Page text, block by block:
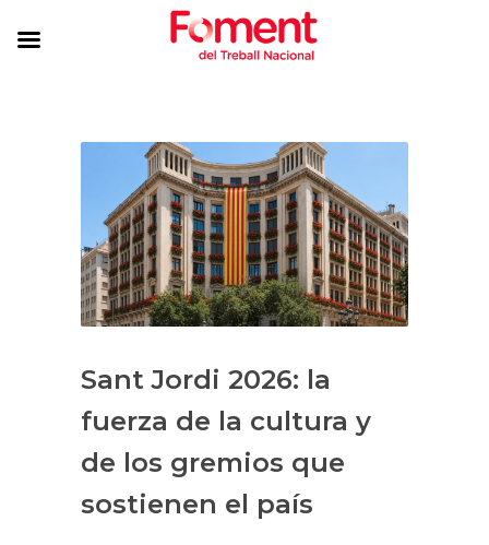
Sant Jordi 2026: la
fuerza de la cultura y
de los gremios que
sostienen el país